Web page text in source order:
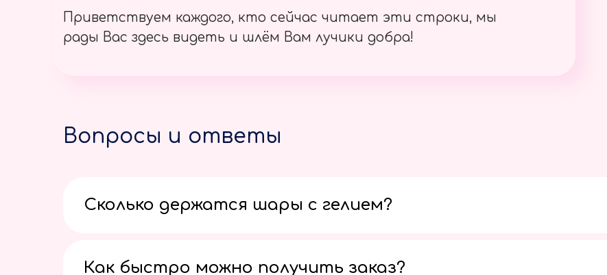
Приветствуем каждого, кто сейчас читает эти строки, мы
рады Вас здесь видеть и шлём Вам лучики добра!
Вопросы и ответы
Сколько держатся шары с гелием?
Как быстро можно получить заказ?